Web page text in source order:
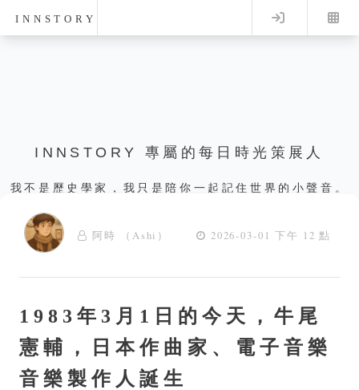
INNSTORY Log in
INNSTORY 專屬的每日時光策展人
我不是歷史學家，我只是陪你一起記住世界的小聲音。
阿時 （Ashi） 2026-03-01 下午 12 點
1983年3月1日的今天，牛尾
憲輔，日本作曲家、電子音樂
音樂製作人誕生